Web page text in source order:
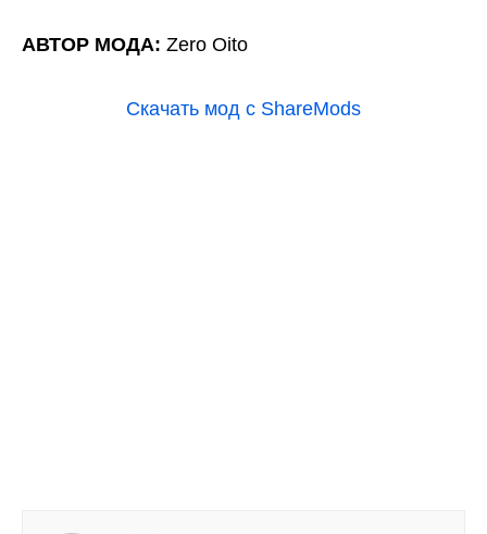
АВТОР МОДА: Zero Oito
Скачать мод с ShareMods